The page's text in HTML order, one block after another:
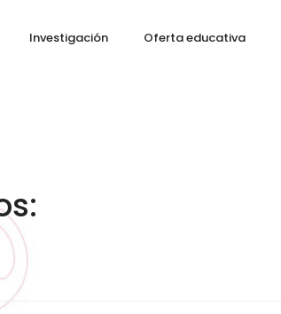
Investigación Oferta educativa